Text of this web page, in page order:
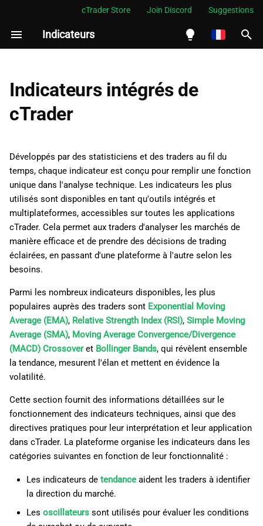
cTrader Store Join Discord Suggestions
Indicateurs
Melayu
ไทย
Tiếng Việt
한국어
中文
Deutsch
Français
Italiano
Polski
Türkçe
I
i
i
a
i
o
n
d
e
l
a
r
e
c
Indicateurs intégrés de
cTrader
Développés par des statisticiens et des traders au fil du
temps, chaque indicateur est conçu pour remplir une fonction
unique dans l'analyse technique. Les indicateurs les plus
utilisés sont disponibles en tant qu'outils intégrés et
multiplateformes, accessibles sur toutes les applications
cTrader. Cela permet aux traders d'analyser les marchés de
manière efficace et de prendre des décisions de trading
éclairées, en passant d'une plateforme à l'autre selon les
besoins.
Parmi les nombreux indicateurs disponibles, les plus
populaires auprès des traders sont Exponential Moving
Average (EMA), Relative Strength Index (RSI), Simple Moving
Average (SMA), Moving Average Convergence/Divergence
(MACD) Crossoveret Bollinger Bands, qui révèlent ensemble
la tendance, mesurent l'élan et mettent en évidence la
volatilité.
Cette section fournit des informations détaillées sur le
fonctionnement des indicateurs techniques, ainsi que des
directives pratiques pour leur interprétation et leur application
dans cTrader. La plateforme organise les indicateurs dans les
catégories suivantes en fonction de leur fonctionnalité :
Les indicateurs de tendanceaident les traders à identifier
la direction du marché.
Les oscillateurssont utilisés pour évaluer les conditions